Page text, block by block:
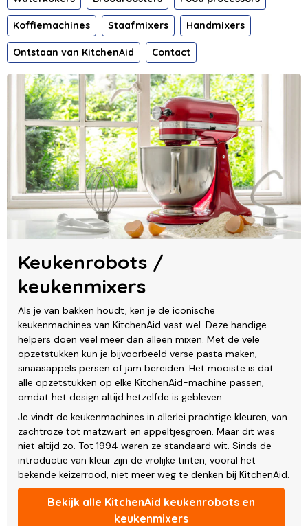
Koffiemachines Staafmixers Handmixers
Ontstaan van KitchenAid Contact
Keukenrobots /
keukenmixers
Als je van bakken houdt, ken je de iconische
keukenmachines van KitchenAid vast wel. Deze handige
helpers doen veel meer dan alleen mixen. Met de vele
opzetstukken kun je bijvoorbeeld verse pasta maken,
sinaasappels persen of jam bereiden. Het mooiste is dat
alle opzetstukken op elke KitchenAid-machine passen,
omdat het design altijd hetzelfde is gebleven.
Je vindt de keukenmachines in allerlei prachtige kleuren, van
zachtroze tot matzwart en appeltjesgroen. Maar dit was
niet altijd zo. Tot 1994 waren ze standaard wit. Sinds de
introductie van kleur zijn de vrolijke tinten, vooral het
bekende keizerrood, niet meer weg te denken bij KitchenAid.
Bekijk alle KitchenAid keukenrobots en
keukenmixers